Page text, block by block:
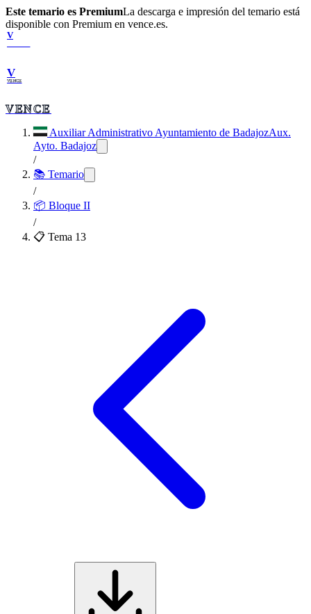
Este temario es PremiumLa descarga e impresión del temario está
disponible con Premium en vence.es.
V
V
VENCE
VENCE
Auxiliar Administrativo Ayuntamiento de BadajozAux.
Ayto. Badajoz
/
📚 Temario
/
📦 Bloque II
/
📋 Tema 13